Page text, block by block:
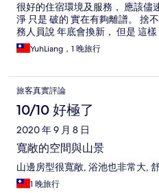
很好的住宿環境及服務， 應該儘
淨 只是 破的 實在有夠離譜。 捨
務人員說 年底會換新， 但是 這
YuhLiang，1 晚旅行
旅客真實評論
10/10 好極了
2020 年 9 月 8 日
寬敞的空間與山景
山邊房型很寬敞, 浴池也非常大,
1 晚旅行